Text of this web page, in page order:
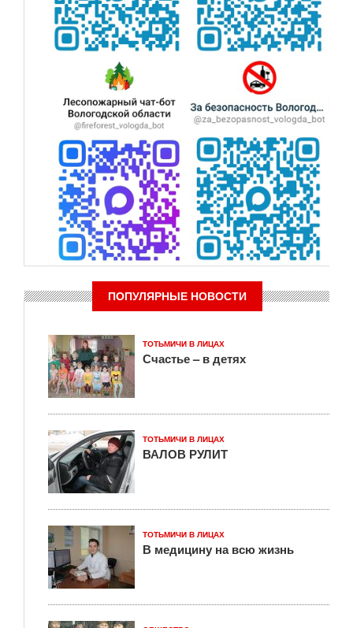
ПОПУЛЯРНЫЕ НОВОСТИ
ТОТЬМИЧИ В ЛИЦАХ
Счастье – в детях
ТОТЬМИЧИ В ЛИЦАХ
ВАЛОВ РУЛИТ
ТОТЬМИЧИ В ЛИЦАХ
В медицину на всю жизнь